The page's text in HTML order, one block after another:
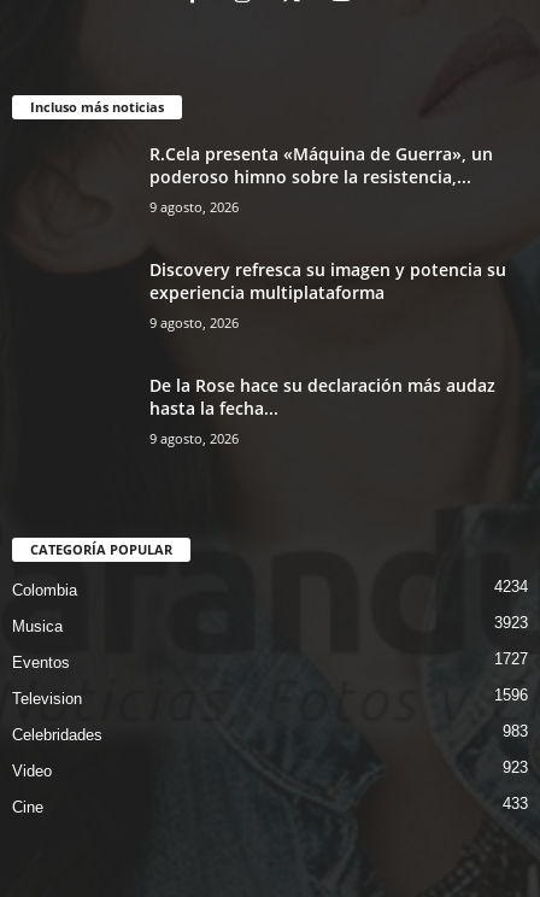
Incluso más noticias
R.Cela presenta «Máquina de Guerra», un
poderoso himno sobre la resistencia,...
9 agosto, 2026
Discovery refresca su imagen y potencia su
experiencia multiplataforma
9 agosto, 2026
De la Rose hace su declaración más audaz
hasta la fecha...
9 agosto, 2026
CATEGORÍA POPULAR
Colombia 4234
Musica 3923
Eventos 1727
Television 1596
Celebridades 983
Video 923
Cine 433